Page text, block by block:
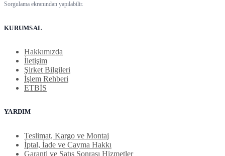
Sorgulama ekranından yapılabilir.
KURUMSAL
Hakkımızda
İletişim
Şirket Bilgileri
İşlem Rehberi
ETBİS
YARDIM
Teslimat, Kargo ve Montaj
İptal, İade ve Cayma Hakkı
Garanti ve Satış Sonrası Hizmetler